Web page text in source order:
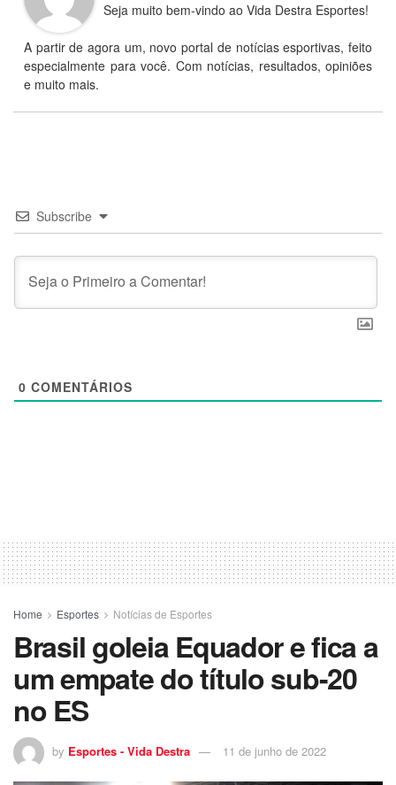
Seja muito bem-vindo ao Vida Destra Esportes!
A partir de agora um, novo portal de notícias esportivas, feito
especialmente para você. Com notícias, resultados, opiniões
e muito mais.
Subscribe
0 COMENTÁRIOS
Home Esportes Notícias de Esportes
Brasil goleia Equador e fica a
um empate do título sub-20
no ES
by Esportes - Vida Destra 11 de junho de 2022